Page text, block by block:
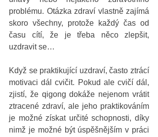
problému. Otázka zdraví vlastně zajímá
skoro všechny, protože každý čas od
času cítí, že je třeba něco zlepšit,
uzdravit se…
Když se praktikující uzdraví, často ztrácí
motivaci dál cvičit. Pokud ale cvičí dál,
zjistí, že qigong dokáže nejenom vrátit
ztracené zdraví, ale jeho praktikováním
je možné získat určité schopnosti, díky
nimž je možné být úspěšnějším v práci